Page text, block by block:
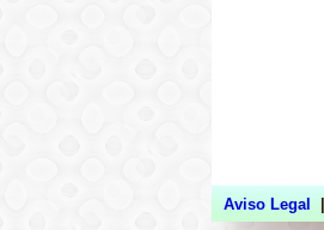
Aviso Legal